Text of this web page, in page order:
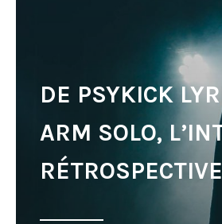
DE PSYKICK
ARM SOLO,
RÉTROSPECTIVE